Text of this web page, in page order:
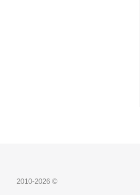
2010-2026 ©